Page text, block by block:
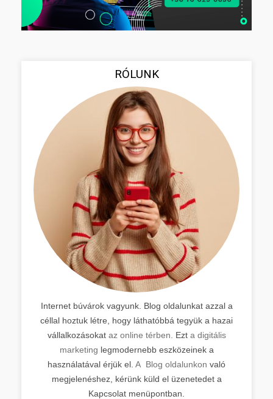
RÓLUNK
Internet búvárok vagyunk. Blog oldalunkat azzal a
céllal hoztuk létre, hogy láthatóbbá tegyük a hazai
vállalkozásokat az online térben. Ezt a digitális
marketing legmodernebb eszközeinek a
használatával érjük el. A Blog oldalunkon való
megjelenéshez, kérünk küld el üzenetedet a
Kapcsolat menüpontban.